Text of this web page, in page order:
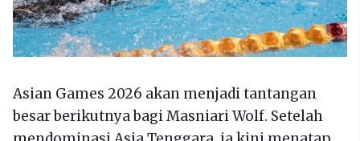
Asian Games 2026 akan menjadi tantangan
besar berikutnya bagi Masniari Wolf. Setelah